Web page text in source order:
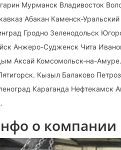
Мурманск Владивосток
Абакан Каменск-
Гродно Зеленодольск
Анжеро-Судженск Чита
Аксай Комсомольск-на-
Кызыл Балаково
Караганда Нефтекамск
о компании